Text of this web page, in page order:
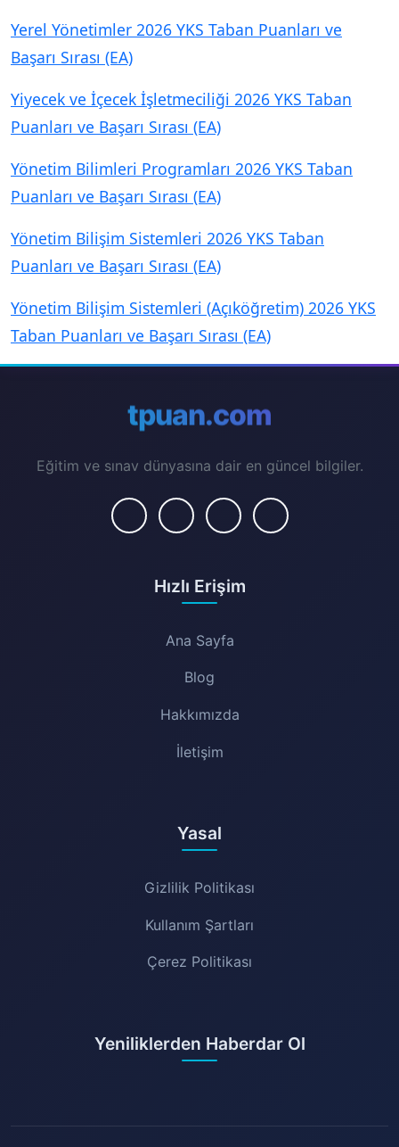
Yerel Yönetimler 2026 YKS Taban Puanları ve
Başarı Sırası (EA)
Yiyecek ve İçecek İşletmeciliği 2026 YKS Taban
Puanları ve Başarı Sırası (EA)
Yönetim Bilimleri Programları 2026 YKS Taban
Puanları ve Başarı Sırası (EA)
Yönetim Bilişim Sistemleri 2026 YKS Taban
Puanları ve Başarı Sırası (EA)
Yönetim Bilişim Sistemleri (Açıköğretim) 2026 YKS
Taban Puanları ve Başarı Sırası (EA)
tpuan.com
Eğitim ve sınav dünyasına dair en güncel bilgiler.
Hızlı Erişim
Ana Sayfa
Blog
Hakkımızda
İletişim
Yasal
Gizlilik Politikası
Kullanım Şartları
Çerez Politikası
Yeniliklerden Haberdar Ol